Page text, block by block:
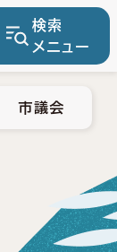
検索
メニュー
市議会